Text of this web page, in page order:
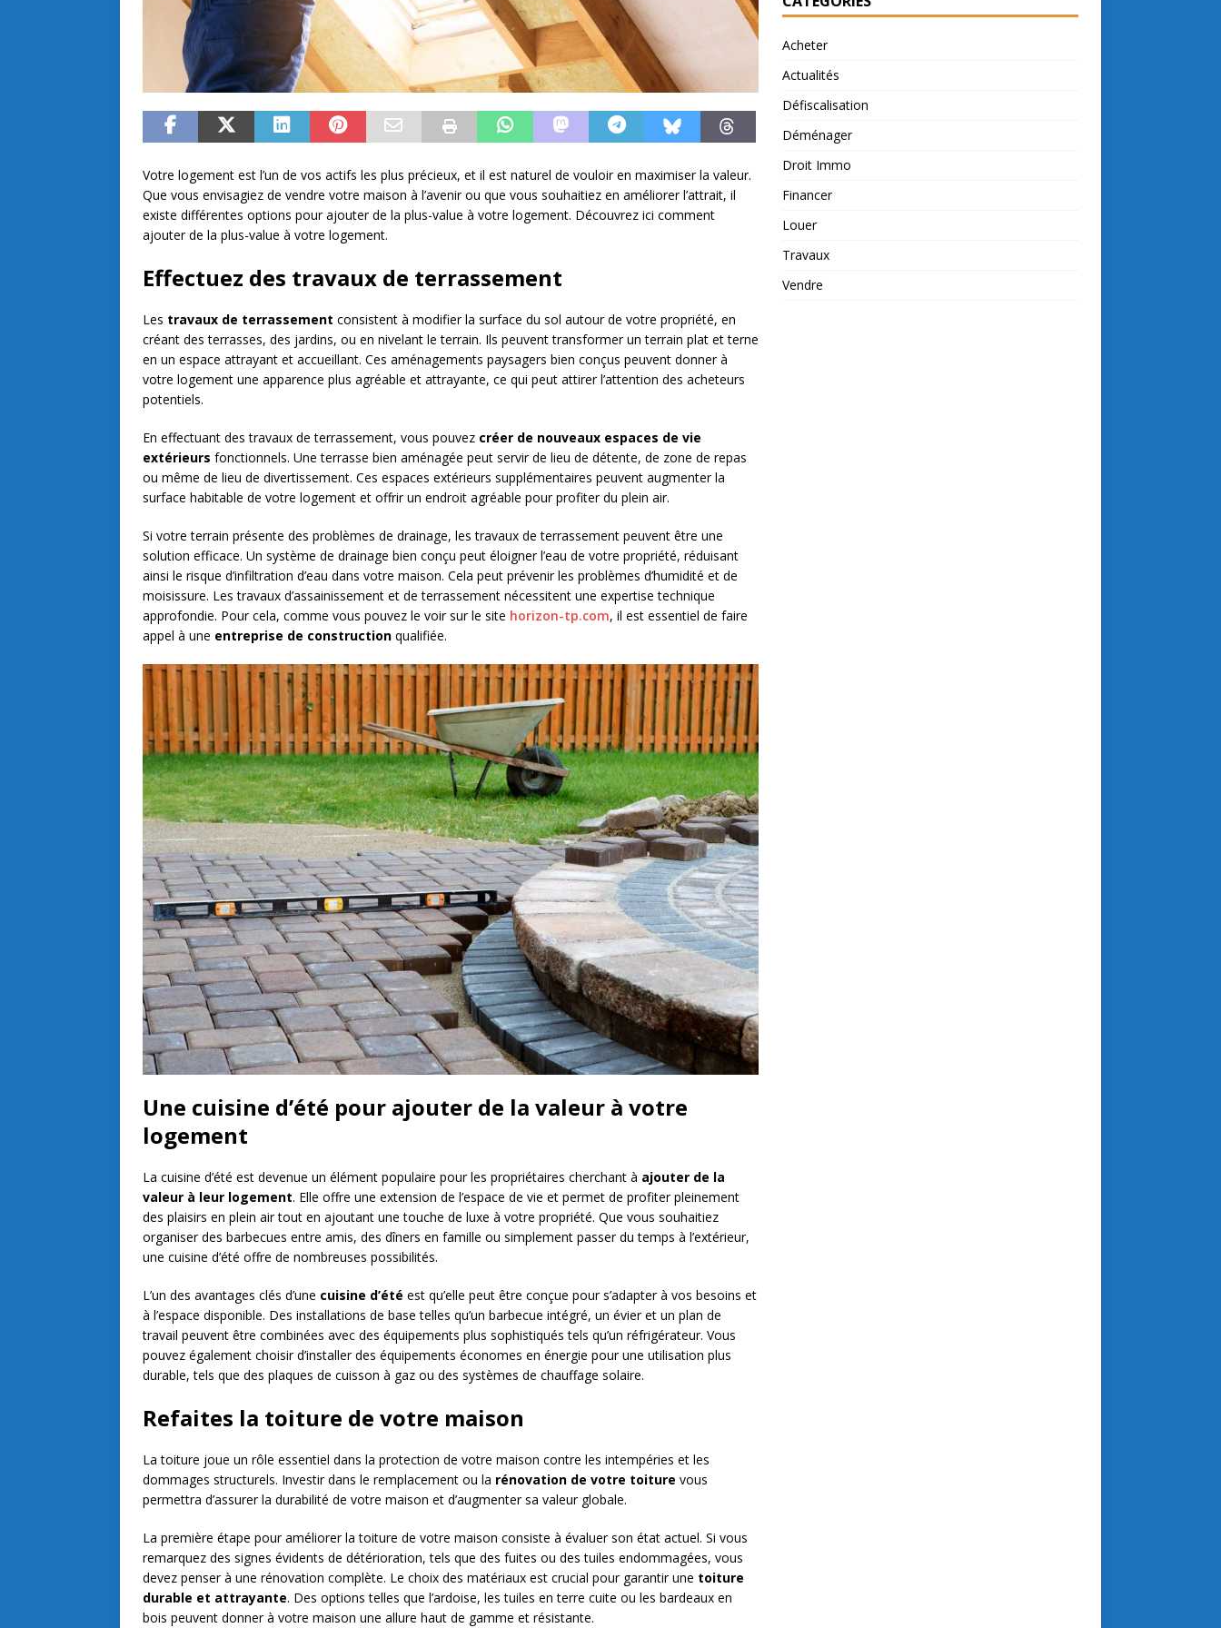
Votre logement est l’un de vos actifs les plus précieux, et il est naturel de vouloir en maximiser la valeur.
Que vous envisagiez de vendre votre maison à l’avenir ou que vous souhaitiez en améliorer l’attrait, il
existe différentes options pour ajouter de la plus-value à votre logement. Découvrez ici comment
ajouter de la plus-value à votre logement.
Effectuez des travaux de terrassement
Les travaux de terrassement consistent à modifier la surface du sol autour de votre propriété, en
créant des terrasses, des jardins, ou en nivelant le terrain. Ils peuvent transformer un terrain plat et terne
en un espace attrayant et accueillant. Ces aménagements paysagers bien conçus peuvent donner à
votre logement une apparence plus agréable et attrayante, ce qui peut attirer l’attention des acheteurs
potentiels.
En effectuant des travaux de terrassement, vous pouvez créer de nouveaux espaces de vie
extérieurs fonctionnels. Une terrasse bien aménagée peut servir de lieu de détente, de zone de repas
ou même de lieu de divertissement. Ces espaces extérieurs supplémentaires peuvent augmenter la
surface habitable de votre logement et offrir un endroit agréable pour profiter du plein air.
Si votre terrain présente des problèmes de drainage, les travaux de terrassement peuvent être une
solution efficace. Un système de drainage bien conçu peut éloigner l’eau de votre propriété, réduisant
ainsi le risque d’infiltration d’eau dans votre maison. Cela peut prévenir les problèmes d’humidité et de
moisissure. Les travaux d’assainissement et de terrassement nécessitent une expertise technique
approfondie. Pour cela, comme vous pouvez le voir sur le site horizon-tp.com, il est essentiel de faire
appel à une entreprise de construction qualifiée.
Une cuisine d’été pour ajouter de la valeur à votre
logement
La cuisine d’été est devenue un élément populaire pour les propriétaires cherchant à ajouter de la
valeur à leur logement. Elle offre une extension de l’espace de vie et permet de profiter pleinement
des plaisirs en plein air tout en ajoutant une touche de luxe à votre propriété. Que vous souhaitiez
organiser des barbecues entre amis, des dîners en famille ou simplement passer du temps à l’extérieur,
une cuisine d’été offre de nombreuses possibilités.
L’un des avantages clés d’une cuisine d’été est qu’elle peut être conçue pour s’adapter à vos besoins et
à l’espace disponible. Des installations de base telles qu’un barbecue intégré, un évier et un plan de
travail peuvent être combinées avec des équipements plus sophistiqués tels qu’un réfrigérateur. Vous
pouvez également choisir d’installer des équipements économes en énergie pour une utilisation plus
durable, tels que des plaques de cuisson à gaz ou des systèmes de chauffage solaire.
Refaites la toiture de votre maison
La toiture joue un rôle essentiel dans la protection de votre maison contre les intempéries et les
dommages structurels. Investir dans le remplacement ou la rénovation de votre toiture vous
permettra d’assurer la durabilité de votre maison et d’augmenter sa valeur globale.
La première étape pour améliorer la toiture de votre maison consiste à évaluer son état actuel. Si vous
remarquez des signes évidents de détérioration, tels que des fuites ou des tuiles endommagées, vous
devez penser à une rénovation complète. Le choix des matériaux est crucial pour garantir une toiture
durable et attrayante. Des options telles que l’ardoise, les tuiles en terre cuite ou les bardeaux en
bois peuvent donner à votre maison une allure haut de gamme et résistante.
Acheter
Actualités
Défiscalisation
Déménager
Droit Immo
Financer
Louer
Travaux
Vendre